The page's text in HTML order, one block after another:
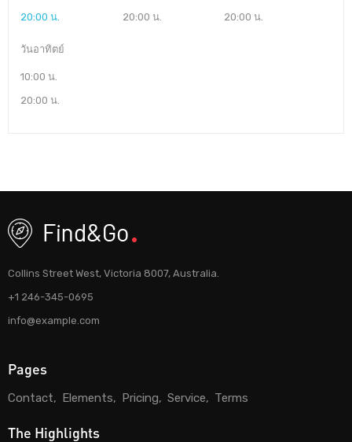
20:00 น.
20:00 น.
20:00 น.
วันอาทิตย์
10:00 น.
20:00 น.
Collins Street West, Victoria 8007, Australia.
+1 246-345-0695
info@example.com
Pages
Contact Elements Pricing Service Terms
The Highlights